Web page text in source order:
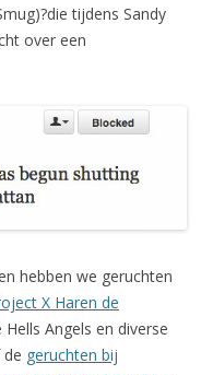
tijdens Sandy
over een
hebben we geruchten
X Haren de
Angels en diverse
geruchten bij